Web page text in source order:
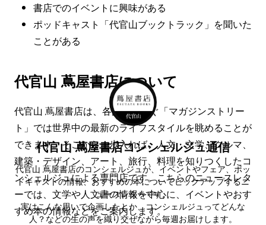
書店でのイベントに興味がある
ポッドキャスト「代官山ブックトラック」を聞いた
ことがある
代官山 蔦屋書店について
代官山 蔦屋書店は、各館をつなぐ「マガジンストリー
ト」では世界中の最新のライフスタイルを眺めることが
できます。そこから一歩入れば、人文・文学、クルマ、
建築・デザイン、アート、旅行、料理を知りつくしたコ
ンシェルジュによる専門店です。こちらのニュースレタ
ーでは、文学や人文書の情報を中心に、イベントやおす
すめ本の情報などをご案内します。
代官山 蔦屋書店コンシェルジュ通信
代官山 蔦屋書店のコンシェルジュが、イベントやフェア、ポッ
ドキャストの情報、おすすめの本についてピックアップするニ
ュースレターです。
実はこんな思いで企画したとか、コンシェルジュってどんな
人？などの生の声を織り交ぜながら毎週お届けします。